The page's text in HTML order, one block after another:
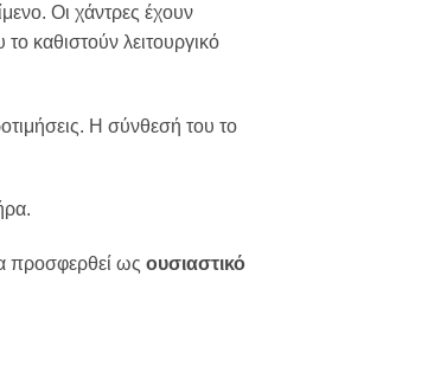
Οι χάντρες έχουν
καθιστούν λειτουργικό
Η σύνθεσή του το
προσφερθεί ως ουσιαστικό